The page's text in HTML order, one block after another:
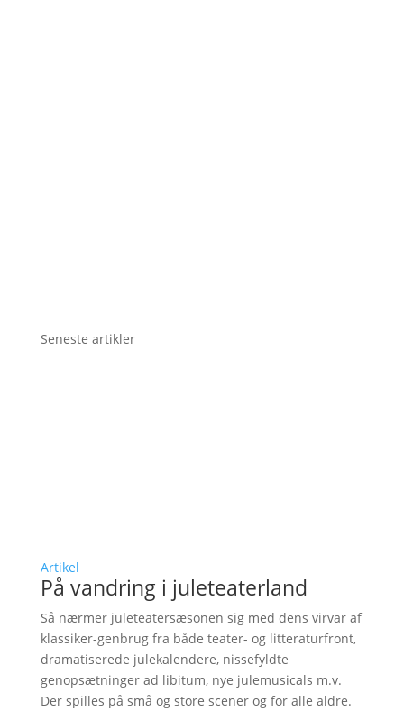
Seneste artikler
Artikel
På vandring i juleteaterland
Så nærmer juleteatersæsonen sig med dens virvar af
klassiker-genbrug fra både teater- og litteraturfront,
dramatiserede julekalendere, nissefyldte
genopsætninger ad libitum, nye julemusicals m.v.
Der spilles på små og store scener og for alle aldre.